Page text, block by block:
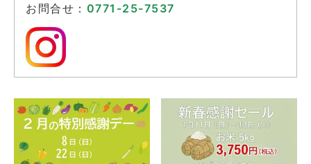
お問合せ： 0771-25-7537